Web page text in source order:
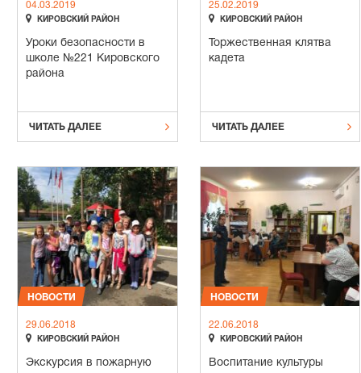
04.03.2019
 КИРОВСКИЙ РАЙОН
Уроки безопасности в
школе №221 Кировского
района
ЧИТАТЬ ДАЛЕЕ 
25.02.2019
 КИРОВСКИЙ РАЙОН
Торжественная клятва
кадета
ЧИТАТЬ ДАЛЕЕ 
НОВОСТИ
29.06.2018
 КИРОВСКИЙ РАЙОН
Экскурсия в пожарную
НОВОСТИ
22.06.2018
 КИРОВСКИЙ РАЙОН
Воспитание культуры